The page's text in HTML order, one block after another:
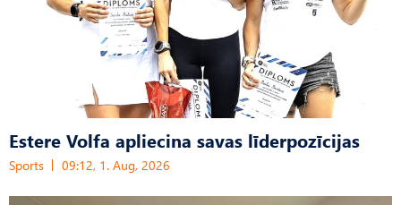
Estere Volfa apliecina savas līderpozīcijas
Sports 09:12, 1. Aug, 2026